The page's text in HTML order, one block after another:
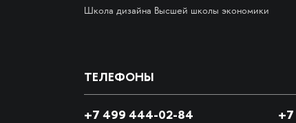
Школа дизайна Высшей школы экономики
ТЕЛЕФОНЫ
+7 499 444-02-84 +7